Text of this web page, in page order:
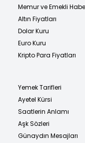
Memur ve Emekli
Altın Fiyatları
Dolar Kuru
Euro Kuru
Kripto Para Fiyatları
Yemek Tarifleri
Ayetel Kürsi
Saatlerin Anlamı
Aşk Sözleri
Günaydın Mesajları